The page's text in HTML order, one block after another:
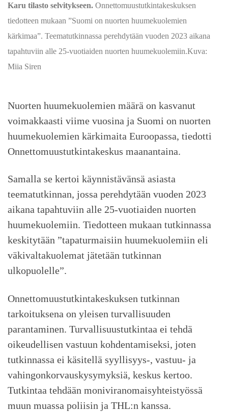
Karu tilasto selvitykseen. Onnettomuustutkintakeskuksen
tiedotteen mukaan ”Suomi on nuorten huumekuolemien
kärkimaa”. Teematutkinnassa perehdytään vuoden 2023 aikana
tapahtuviin alle 25-vuotiaiden nuorten huumekuolemiin.Kuva:
Miia Siren
Nuorten huumekuolemien määrä on kasvanut
voimakkaasti viime vuosina ja Suomi on nuorten
huumekuolemien kärkimaita Euroopassa, tiedotti
Onnettomuustutkintakeskus maanantaina.
Samalla se kertoi käynnistävänsä asiasta
teematutkinnan, jossa perehdytään vuoden 2023
aikana tapahtuviin alle 25-vuotiaiden nuorten
huumekuolemiin. Tiedotteen mukaan tutkinnassa
keskitytään ”tapaturmaisiin huumekuolemiin eli
väkivaltakuolemat jätetään tutkinnan
ulkopuolelle”.
Onnettomuustutkintakeskuksen tutkinnan
tarkoituksena on yleisen turvallisuuden
parantaminen. Turvallisuustutkintaa ei tehdä
oikeudellisen vastuun kohdentamiseksi, joten
tutkinnassa ei käsitellä syyllisyys-, vastuu- ja
vahingonkorvauskysymyksiä, keskus kertoo.
Tutkintaa tehdään moniviranomaisyhteistyössä
muun muassa poliisin ja THL:n kanssa.